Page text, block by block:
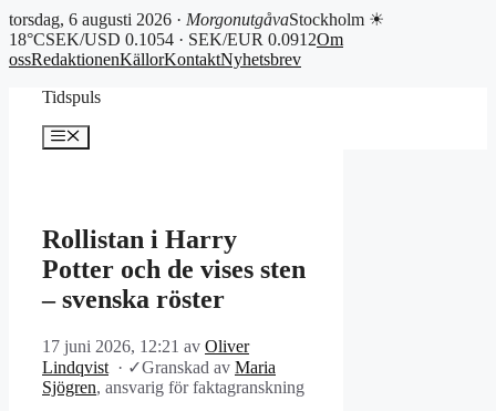
torsdag, 6 augusti 2026 · MorgonutgåvaStockholm ☀
18°CSEK/USD 0.1054 · SEK/EUR 0.0912Om
ossRedaktionenKällorKontaktNyhetsbrev
Tidspuls
Meny
Rollistan i Harry
Potter och de vises sten
– svenska röster
17 juni 2026, 12:21 av Oliver
Lindqvist · ✓Granskad av Maria
Sjögren, ansvarig för faktagranskning